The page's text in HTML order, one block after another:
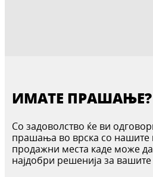
ИМАТЕ ПРАШАЊЕ?
Со задоволство ќе ви
прашања во врска со нашите
продажни места каде може да
најдобри решенија за